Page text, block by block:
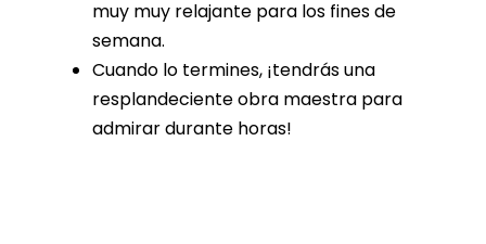
muy muy relajante para los fines de
semana.
Cuando lo termines, ¡tendrás una
resplandeciente obra maestra para
admirar durante horas!